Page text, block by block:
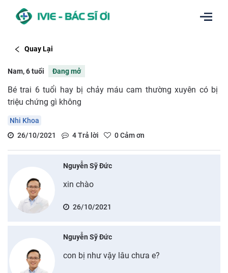
Quay Lại
Nam, 6 tuổi Đang mở
Bé trai 6 tuổi hay bị chảy máu cam thường xuyên có bị
triệu chứng gì không
Nhi Khoa
26/10/2021
4Trả lời 0Cảm ơn
Nguyễn Sỹ Đức
xin chào
26/10/2021
Nguyễn Sỹ Đức
con bị như vậy lâu chưa e?